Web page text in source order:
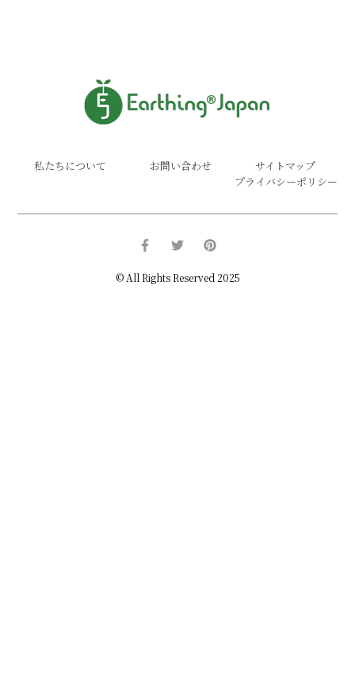
私たちについて お問い合わせ
サイトマップ
プライバシーポリシー
© All Rights Reserved 2025